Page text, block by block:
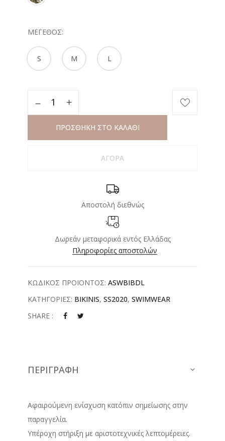
ΜΈΓΕΘΟΣ
S M L
ΠΡΟΣΘΗΚΗ ΣΤΟ ΚΑΛΑΘΙ
ΑΓΟΡΑ
Αποστολή διεθνώς
Δωρεάν μεταφορικά εντός Ελλάδας
Πληροφορίες αποστολών
ΚΩΔΙΚΟΣ ΠΡΟΪΟΝΤΟΣ: ASWBIBDL
ΚΑΤΗΓΟΡΙΕΣ: BIKINIS, SS2020, SWIMWEAR
SHARE :
ΠΕΡΙΓΡΑΦΉ
Αφαιρούμενη ενίσχυση κατόπιν σημείωσης στην
παραγγελία.
Υπέροχη στήριξη με αριστοτεχνικές λεπτομέρειες.